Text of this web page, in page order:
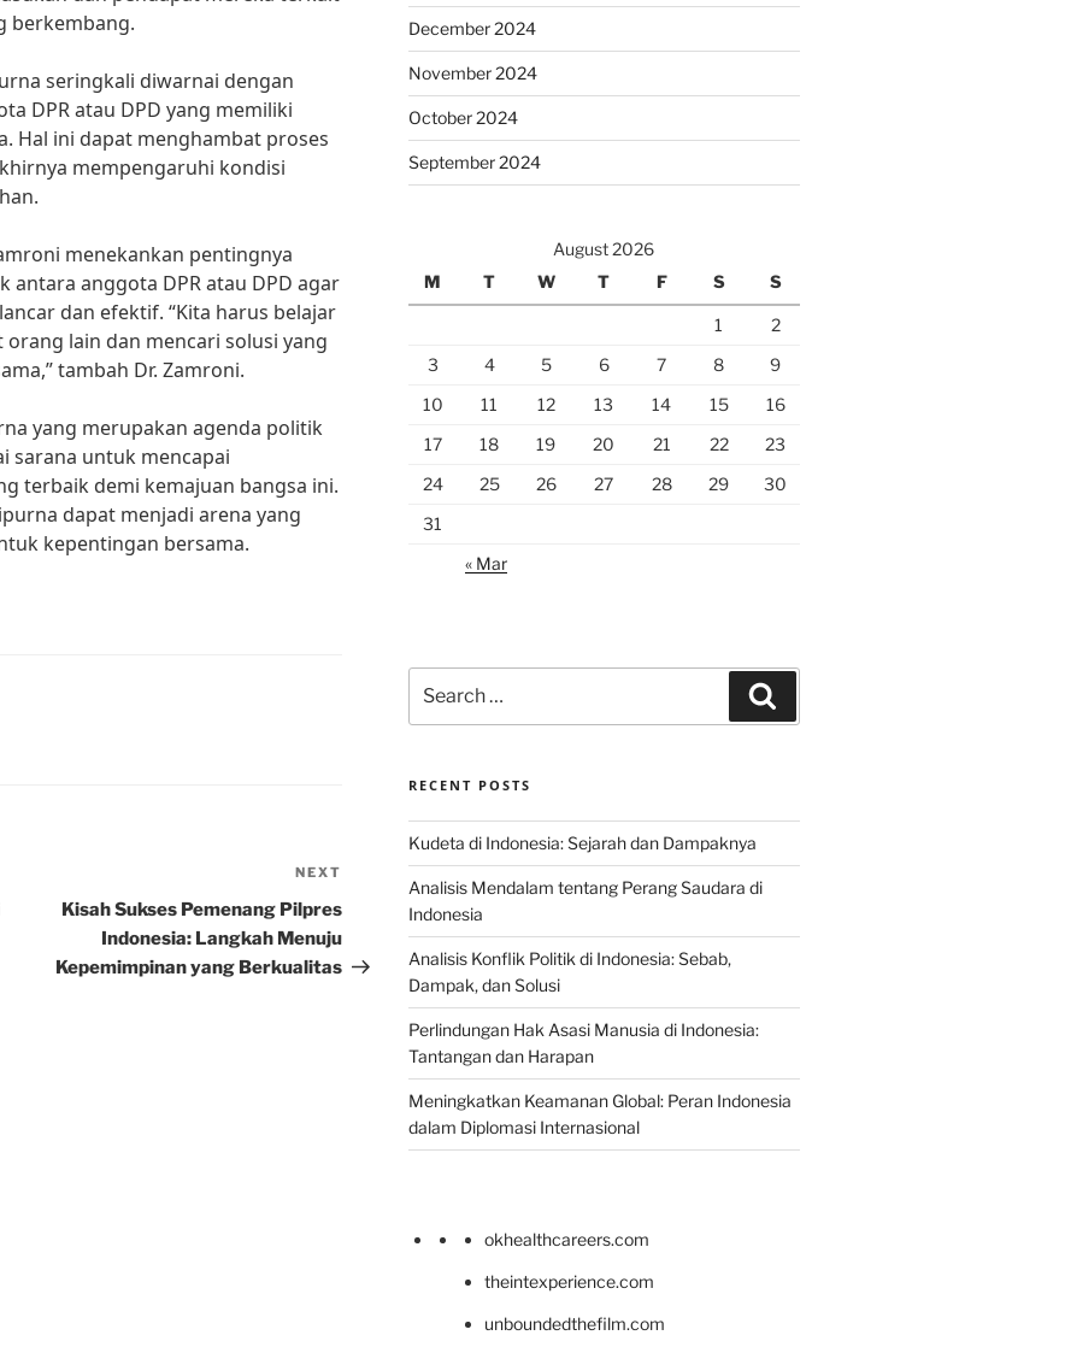
berkembang.
seringkali diwarnai dengan
DPR atau DPD yang memiliki
Hal ini dapat menghambat proses
mempengaruhi kondisi
menekankan pentingnya
antara anggota DPR atau DPD agar
dan efektif. “Kita harus belajar
lain dan mencari solusi yang
tambah Dr. Zamroni.
yang merupakan agenda politik
sarana untuk mencapai
terbaik demi kemajuan bangsa ini.
dapat menjadi arena yang
kepentingan bersama.
Post
NEXT
Kisah Sukses Pemenang Pilpres
Indonesia: Langkah Menuju
Kepemimpinan yang Berkualitas
December 2024
November 2024
October 2024
September 2024
August 2026
M
T W T F S S
1
2
3
4 5 6 7 8
9
10
11 12 13 14 15
16
17
18 19 20 21 22
23
24
25 26 27 28 29
30
31
« Mar
for:
RECENT POSTS
Kudeta di Indonesia: Sejarah dan Dampaknya
Analisis Mendalam tentang Perang Saudara di
Indonesia
Analisis Konflik Politik di Indonesia: Sebab,
Dampak, dan Solusi
Perlindungan Hak Asasi Manusia di Indonesia:
Tantangan dan Harapan
Meningkatkan Keamanan Global: Peran Indonesia
dalam Diplomasi Internasional
okhealthcareers.com
theintexperience.com
unboundedthefilm.com